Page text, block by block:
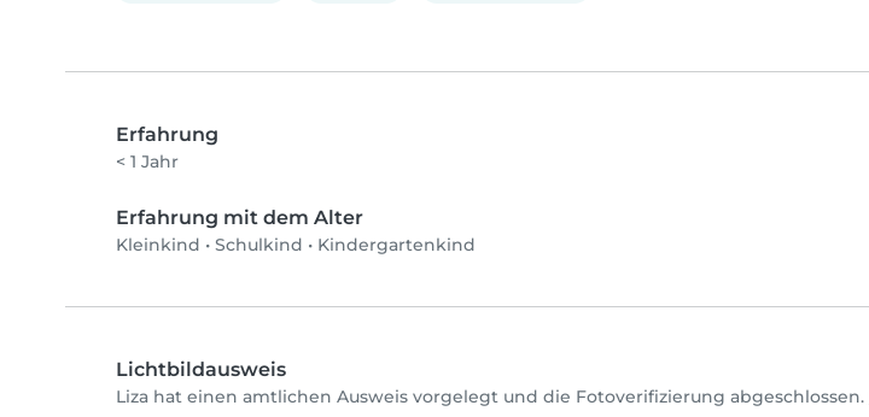
Erfahrung
< 1 Jahr
Erfahrung mit dem Alter
Kleinkind • Schulkind • Kindergartenkind
Lichtbildausweis
Liza hat einen amtlichen Ausweis vorgelegt und die Fotoverifizierung abgeschlossen.